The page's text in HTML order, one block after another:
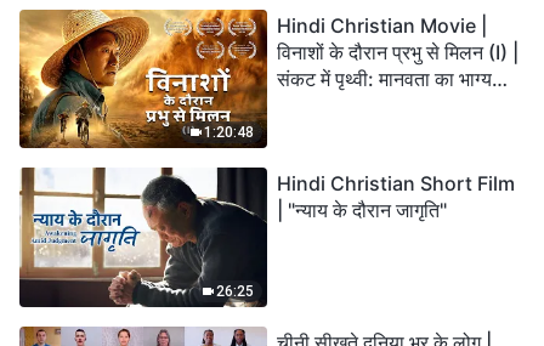
1:20:48
Hindi Christian Movie |
विनाशों के दौरान प्रभु से मिलन (I) |
संकट में पृथ्वी: मानवता का भाग्य
26:25
Hindi Christian Short Film
| "न्याय के दौरान जागृति"